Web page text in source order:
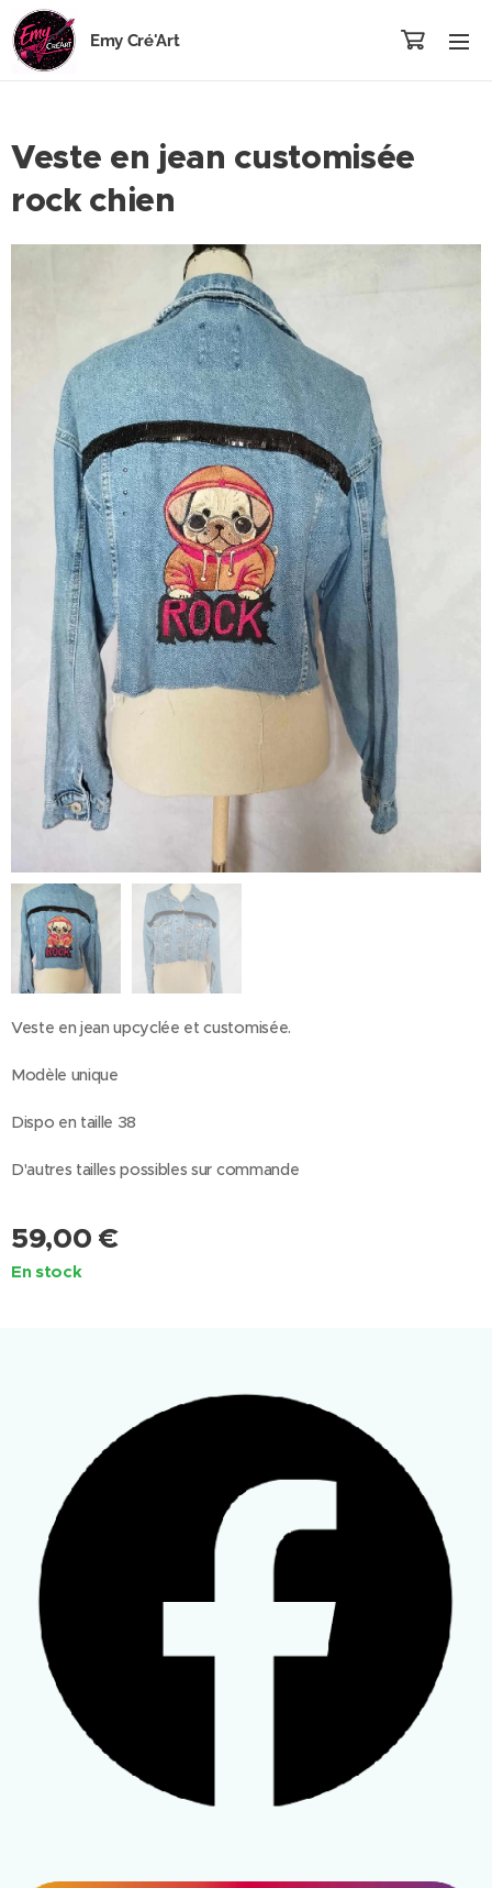
Emy Cré'Art
Veste en jean customisée
rock chien
Veste en jean upcyclée et customisée.
Modèle unique
Dispo en taille 38
D'autres tailles possibles sur commande
59,00 €
En stock